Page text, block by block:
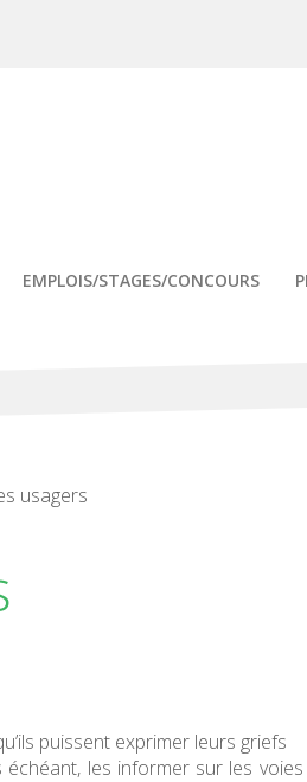
EMPLOIS/STAGES/CONCOURS
usagers
puissent exprimer leurs griefs
échéant, les informer sur les voies